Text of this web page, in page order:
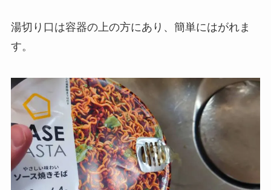
湯切り口は容器の上の方にあり、簡単にはがれま
す。